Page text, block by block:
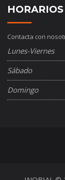
Contacta con
Lunes-Viernes
Sábado
Domingo